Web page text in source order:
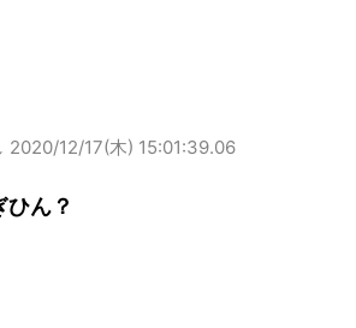
2020/12/17(木) 15:01:39.06
ん？